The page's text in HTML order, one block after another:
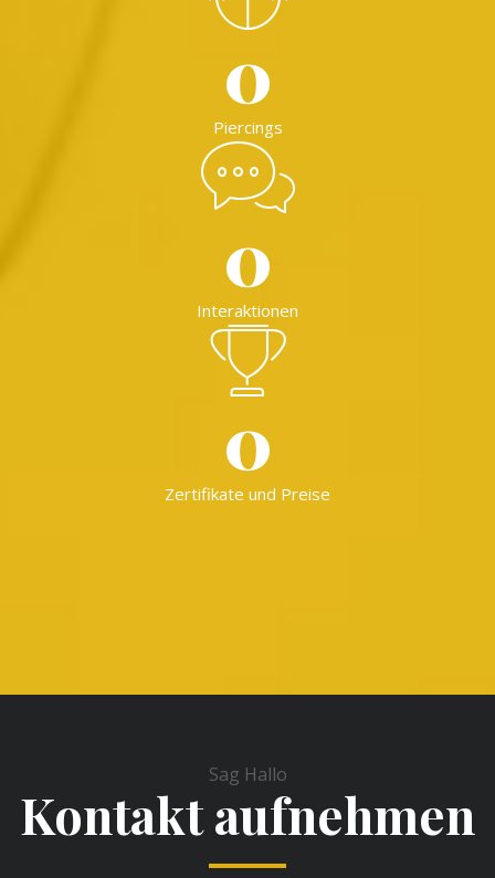
0
Piercings
0
Interaktionen
0
Zertifikate und Preise
Sag Hallo
Kontakt aufnehmen